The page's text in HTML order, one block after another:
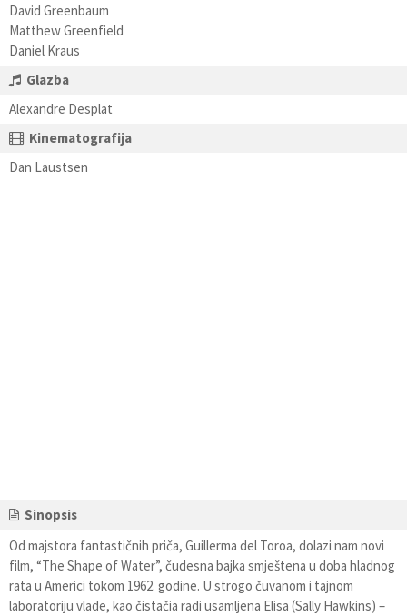
David Greenbaum
Matthew Greenfield
Daniel Kraus
Glazba
Alexandre Desplat
Kinematografija
Dan Laustsen
Sinopsis
Od majstora fantastičnih priča, Guillerma del Toroa, dolazi nam novi
film, “The Shape of Water”, čudesna bajka smještena u doba hladnog
rata u Americi tokom 1962. godine. U strogo čuvanom i tajnom
laboratoriju vlade, kao čistačia radi usamljena Elisa (Sally Hawkins) –